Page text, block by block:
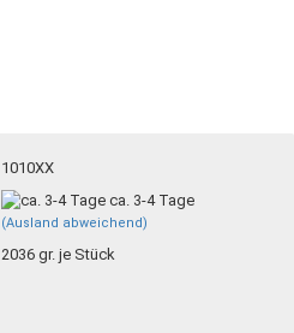
1010XX
ca. 3-4 Tage
(Ausland abweichend)
2036 gr. je Stück